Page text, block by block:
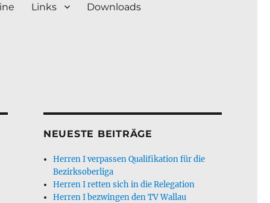
Links Downloads
NEUESTE BEITRÄGE
Herren I verpassen Qualifikation für die
Bezirksoberliga
Herren I retten sich in die Relegation
Herren I bezwingen den TV Wallau